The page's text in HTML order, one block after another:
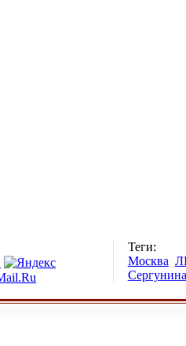
Теги:
Москва
Сергунина